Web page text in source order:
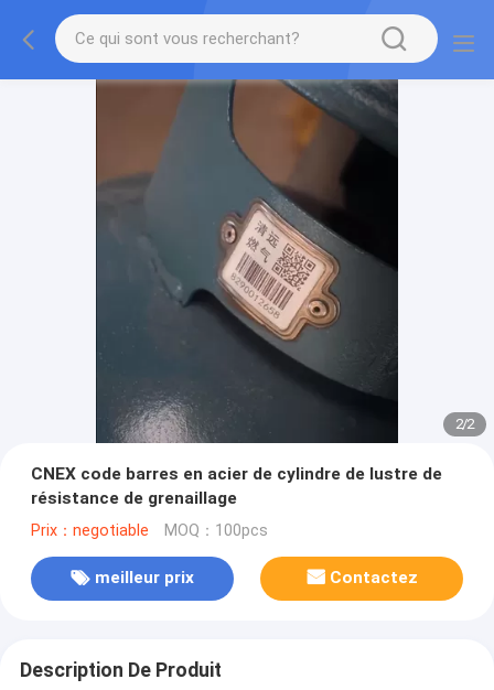
2/2
CNEX code barres en acier de cylindre de lustre de
résistance de grenaillage
Prix：negotiable MOQ：100pcs
meilleur prix Contactez
Description De Produit